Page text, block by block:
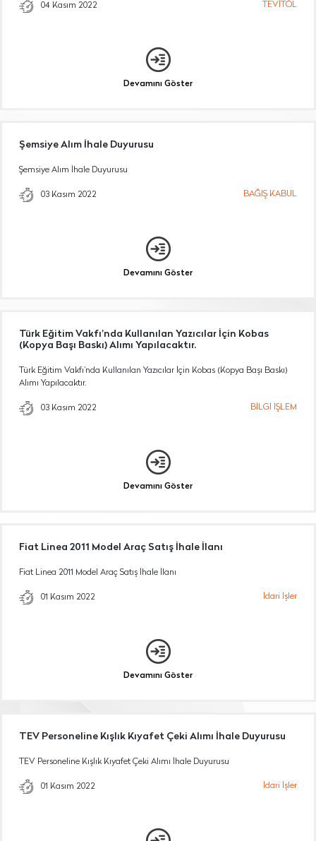
04 Kasım 2022 TEVİTÖL
Devamını Göster
Şemsiye Alım İhale Duyurusu
Şemsiye Alım İhale Duyurusu
03 Kasım 2022 BAĞIŞ KABUL
Devamını Göster
Türk Eğitim Vakfı’nda Kullanılan Yazıcılar İçin Kobas
(Kopya Başı Baskı) Alımı Yapılacaktır.
Türk Eğitim Vakfı’nda Kullanılan Yazıcılar İçin Kobas (Kopya Başı Baskı)
Alımı Yapılacaktır.
03 Kasım 2022 BİLGİ İŞLEM
Devamını Göster
Fiat Linea 2011 Model Araç Satış İhale İlanı
Fiat Linea 2011 Model Araç Satış İhale İlanı
01 Kasım 2022 İdari İşler
Devamını Göster
TEV Personeline Kışlık Kıyafet Çeki Alımı İhale Duyurusu
TEV Personeline Kışlık Kıyafet Çeki Alımı İhale Duyurusu
01 Kasım 2022 İdari İşler